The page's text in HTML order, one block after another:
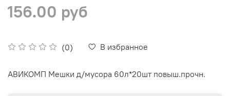
(0) В избранное
156.00 руб
АВИКОМП Мешки д/мусора 60л*20шт повыш.прочн.